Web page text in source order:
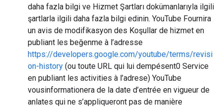
daha fazla bilgi ve Hizmet Şartları dokümanlarıyla ilgili
şartlarla ilgili daha fazla bilgi edinin. YouTube Fournira
un avis de modifikasyon des Koşullar de hizmet en
publiant les beğenme à l’adresse
https://developers.google.com/youtube/terms/revisi
on-history (ou toute URL qui lui dempésent0 Service
en publiant les activities à l’adrese) YouTube
vousinformationera de la date d’entrée en vigueur de
anlates qui ne s’appliqueront pas de manière